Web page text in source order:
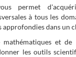
permet
à tous les
approfondies dans un
mathématiques et de
les outils